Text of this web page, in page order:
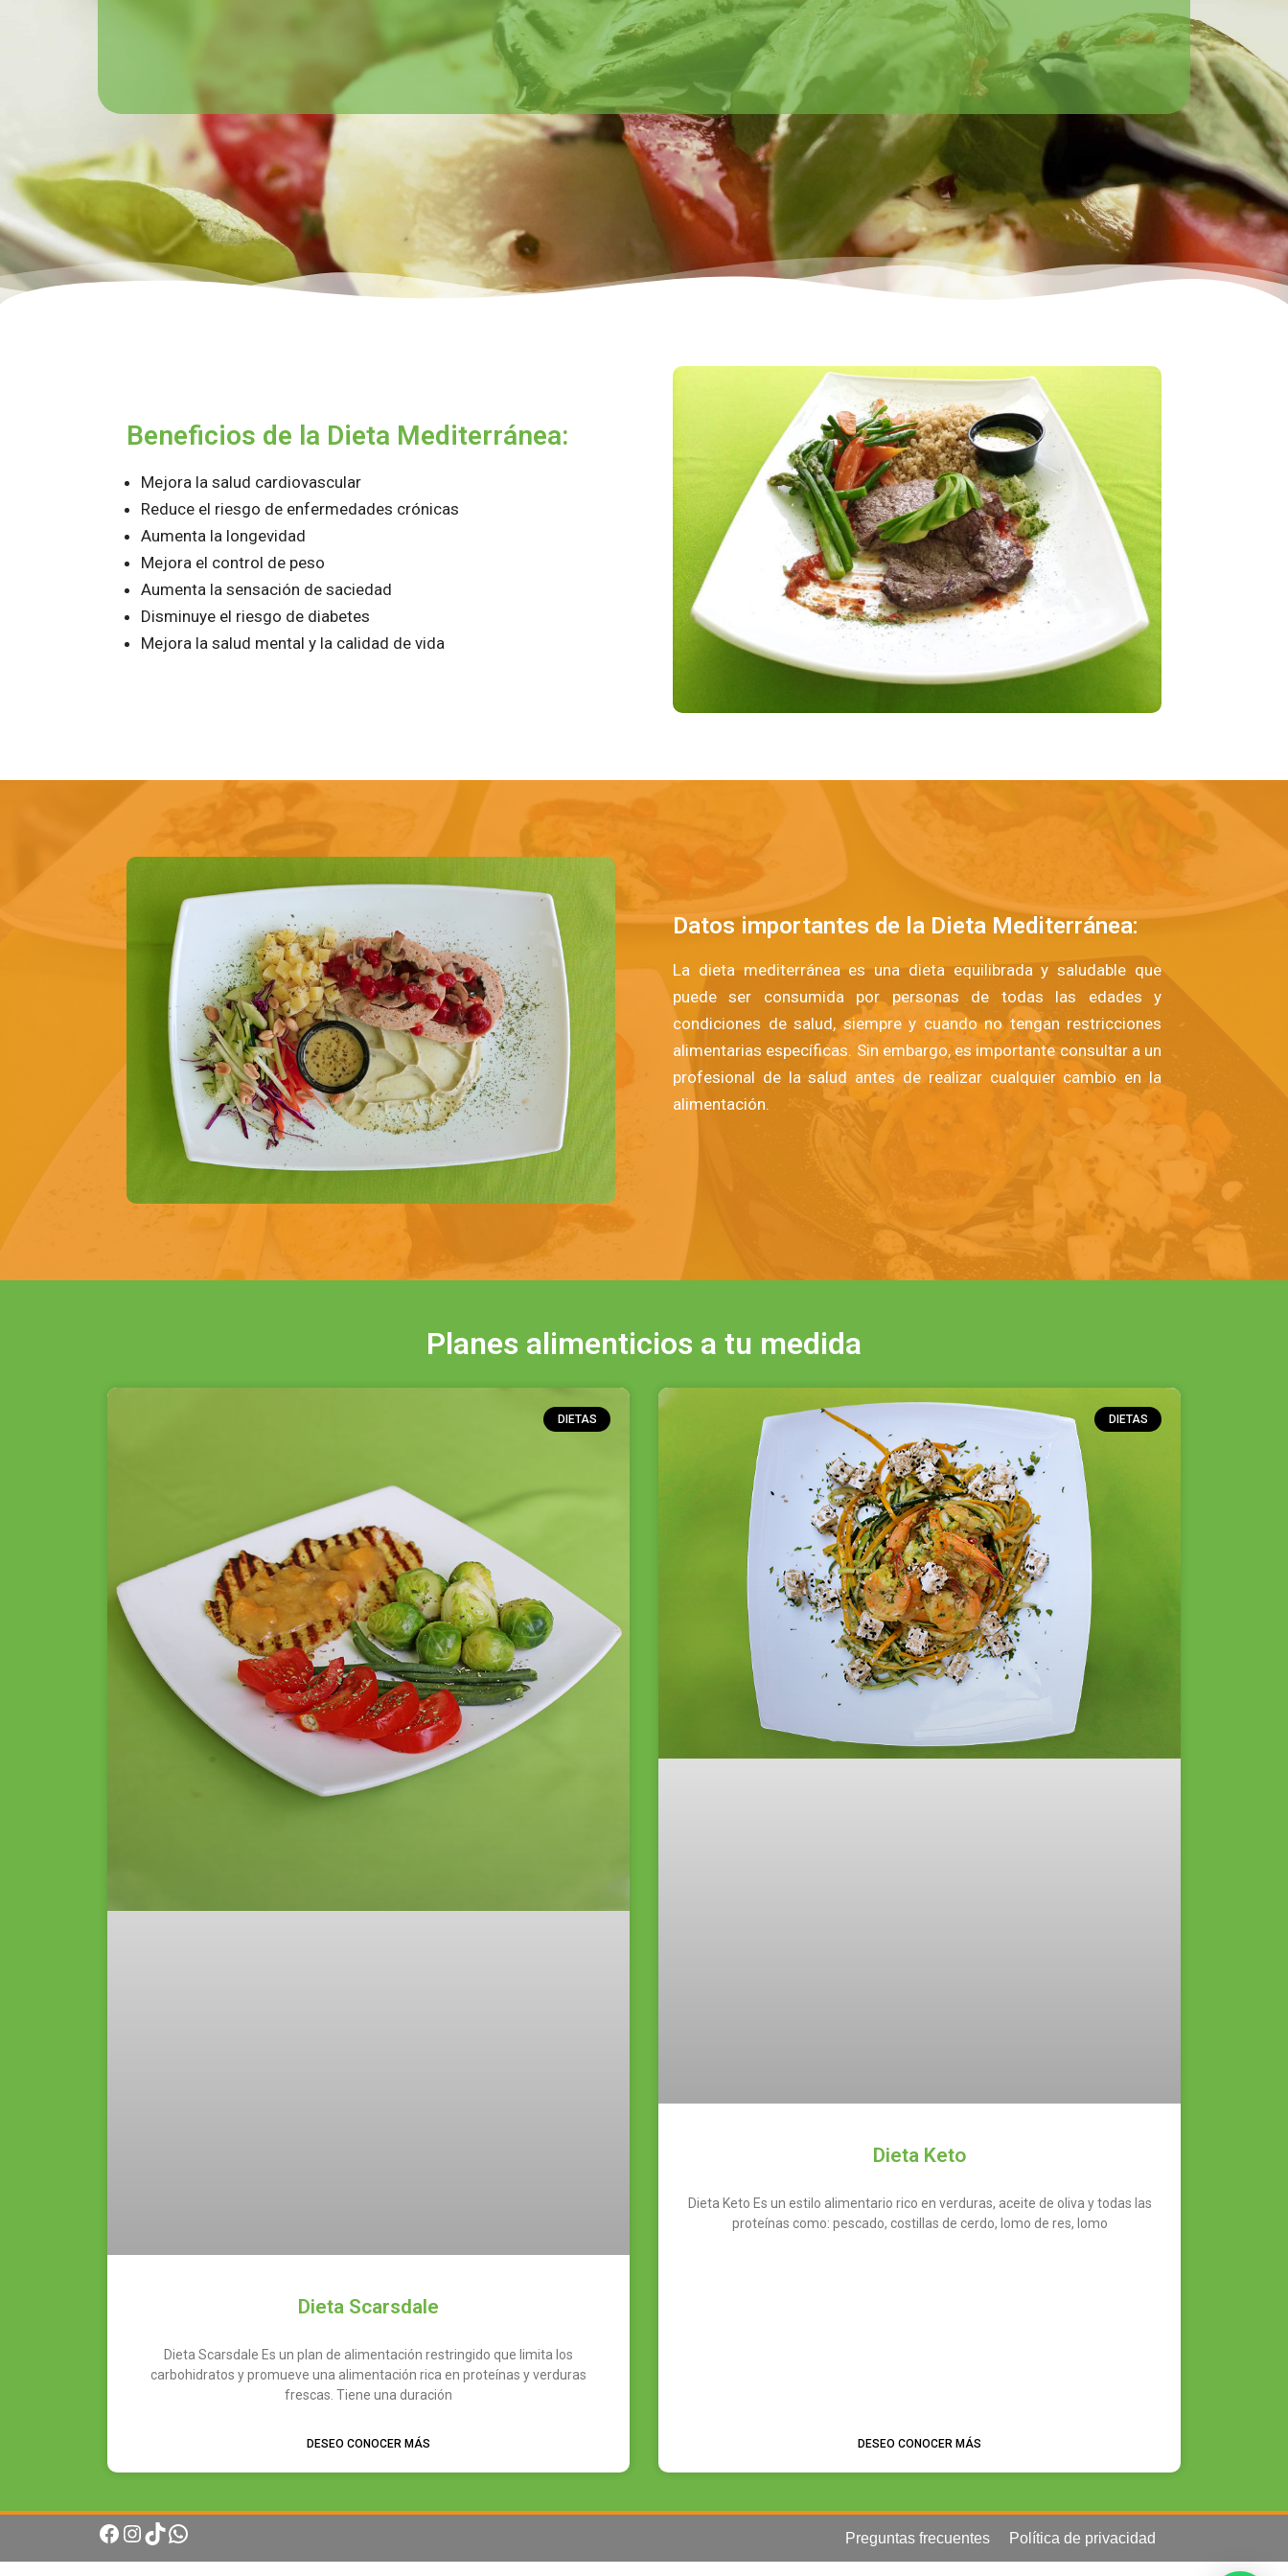
Beneficios de la Dieta Mediterránea:
Mejora la salud cardiovascular
Reduce el riesgo de enfermedades crónicas
Aumenta la longevidad
Mejora el control de peso
Aumenta la sensación de saciedad
Disminuye el riesgo de diabetes
Mejora la salud mental y la calidad de vida
Datos importantes de la Dieta Mediterránea:
La dieta mediterránea es una dieta equilibrada y saludable que
puede ser consumida por personas de todas las edades y
condiciones de salud, siempre y cuando no tengan restricciones
alimentarias específicas. Sin embargo, es importante consultar a un
profesional de la salud antes de realizar cualquier cambio en la
alimentación.
Planes alimenticios a tu medida
DIETAS
Dieta Scarsdale
Dieta Scarsdale Es un plan de alimentación restringido que limita los
carbohidratos y promueve una alimentación rica en proteínas y verduras
frescas. Tiene una duración
DESEO CONOCER MÁS
DIETAS
Dieta Keto
Dieta Keto Es un estilo alimentario rico en verduras, aceite de oliva y todas las
proteínas como: pescado, costillas de cerdo, lomo de res, lomo
DESEO CONOCER MÁS
Preguntas frecuentes Política de privacidad